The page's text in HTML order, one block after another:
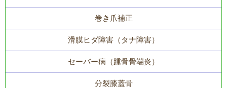
巻き爪補正
滑膜ヒダ障害（タナ障害）
セーバー病（踵骨骨端炎）
分裂膝蓋骨